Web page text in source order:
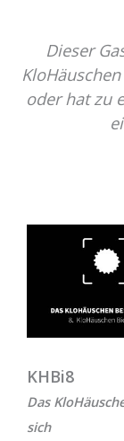
Dieser
oder hat zu
KHBi8
Das
sich